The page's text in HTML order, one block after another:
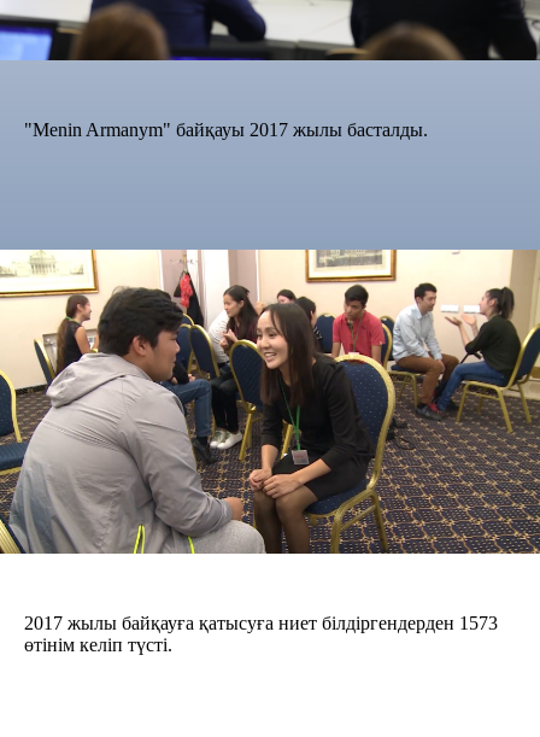
1 кезең
"Menin Armanym" жастарға арналған интеллектуалдық
шоуы
"Menin Armanym" байқауы 2017 жылы басталды.
2017 жылы байқауға қатысуға ниет білдіргендерден 1573
өтінім келіп түсті.